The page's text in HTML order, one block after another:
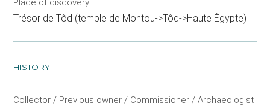
Place of discovery
Trésor de Tôd (temple de Montou->Tôd->Haute Égypte)
HISTORY
Collector / Previous owner / Commissioner / Archaeologist